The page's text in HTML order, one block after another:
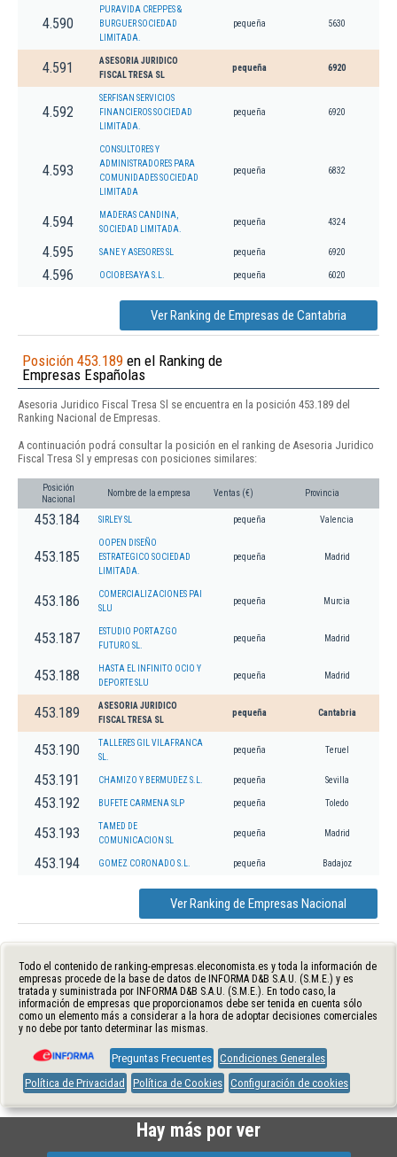
4.590
PURAVIDA CREPPES &
BURGUER SOCIEDAD
LIMITADA.
pequeña 5630
4.591
ASESORIA JURIDICO
FISCAL TRESA SL
pequeña 6920
4.592
SERFISAN SERVICIOS
FINANCIEROS SOCIEDAD
LIMITADA.
pequeña 6920
4.593
CONSULTORES Y
ADMINISTRADORES PARA
COMUNIDADES SOCIEDAD
LIMITADA
pequeña 6832
4.594
MADERAS CANDINA,
SOCIEDAD LIMITADA.
pequeña 4324
4.595 SANE Y ASESORES SL pequeña 6920
4.596 OCIOBESAYA S.L. pequeña 6020
Ver Ranking de Empresas de Cantabria
Posición 453.189 en el Ranking de
Empresas Españolas
Asesoria Juridico Fiscal Tresa Sl se encuentra en la posición 453.189 del
Ranking Nacional de Empresas.
A continuación podrá consultar la posición en el ranking de Asesoria Juridico
Fiscal Tresa Sl y empresas con posiciones similares:
Posición
Nacional
Nombre de la empresa Ventas (€) Provincia
453.184 SIRLEY SL pequeña Valencia
453.185
OOPEN DISEÑO
ESTRATEGICO SOCIEDAD
LIMITADA.
pequeña Madrid
453.186
COMERCIALIZACIONES PAI
SLU
pequeña Murcia
453.187
ESTUDIO PORTAZGO
FUTURO SL.
pequeña Madrid
453.188
HASTA EL INFINITO OCIO Y
DEPORTE SLU
pequeña Madrid
453.189
ASESORIA JURIDICO
FISCAL TRESA SL
pequeña Cantabria
453.190
TALLERES GIL VILAFRANCA
SL.
pequeña Teruel
453.191 CHAMIZO Y BERMUDEZ S.L. pequeña Sevilla
453.192 BUFETE CARMENA SLP pequeña Toledo
453.193
TAMED DE
COMUNICACION SL
pequeña Madrid
453.194 GOMEZ CORONADO S.L. pequeña Badajoz
Ver Ranking de Empresas Nacional
Todo el contenido de ranking-empresas.eleconomista.es y toda la información de
empresas procede de la base de datos de INFORMA D&B S.A.U. (S.M.E.) y es
tratada y suministrada por INFORMA D&B S.A.U. (S.M.E.). En todo caso, la
información de empresas que proporcionamos debe ser tenida en cuenta sólo
como un elemento más a considerar a la hora de adoptar decisiones comerciales
y no debe por tanto determinar las mismas.
Preguntas Frecuentes Condiciones Generales
Política de Privacidad
Política de Cookies Configuración de cookies
Hay más por ver